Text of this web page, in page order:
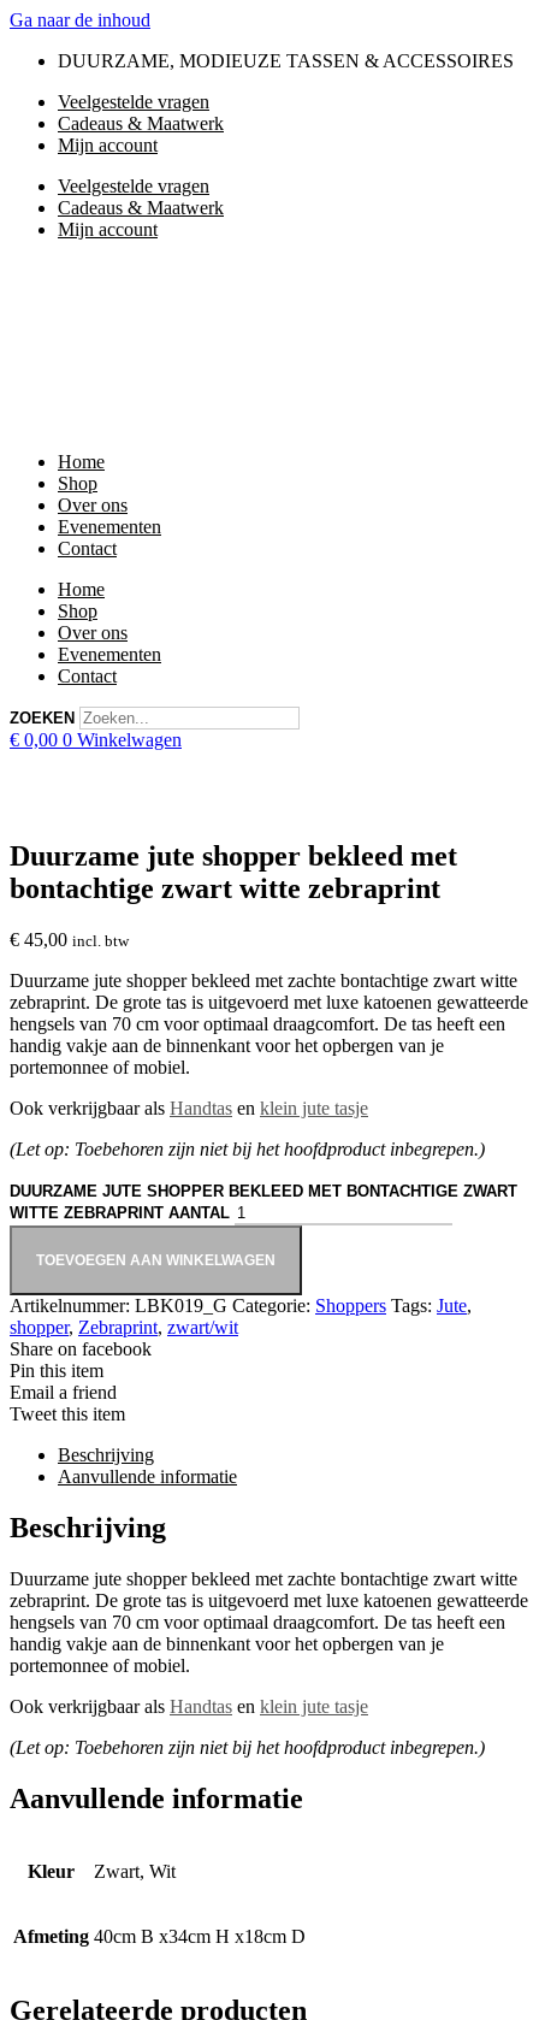
Ga naar de inhoud
DUURZAME, MODIEUZE TASSEN & ACCESSOIRES
Veelgestelde vragen
Cadeaus & Maatwerk
Mijn account
Veelgestelde vragen
Cadeaus & Maatwerk
Mijn account
Home
Shop
Over ons
Evenementen
Contact
Home
Shop
Over ons
Evenementen
Contact
ZOEKEN
€ 0,00 0 Winkelwagen
Duurzame jute shopper bekleed met
bontachtige zwart witte zebraprint
€ 45,00 incl. btw
Duurzame jute shopper bekleed met zachte bontachtige zwart witte
zebraprint. De grote tas is uitgevoerd met luxe katoenen gewatteerde
hengsels van 70 cm voor optimaal draagcomfort. De tas heeft een
handig vakje aan de binnenkant voor het opbergen van je
portemonnee of mobiel.
Ook verkrijgbaar als Handtas en klein jute tasje
(Let op: Toebehoren zijn niet bij het hoofdproduct inbegrepen.)
DUURZAME JUTE SHOPPER BEKLEED MET BONTACHTIGE ZWART
WITTE ZEBRAPRINT AANTAL
TOEVOEGEN AAN WINKELWAGEN
Artikelnummer: LBK019_G Categorie: Shoppers Tags: Jute,
shopper, Zebraprint, zwart/wit
Share on facebook
Pin this item
Email a friend
Tweet this item
Beschrijving
Aanvullende informatie
Beschrijving
Duurzame jute shopper bekleed met zachte bontachtige zwart witte
zebraprint. De grote tas is uitgevoerd met luxe katoenen gewatteerde
hengsels van 70 cm voor optimaal draagcomfort. De tas heeft een
handig vakje aan de binnenkant voor het opbergen van je
portemonnee of mobiel.
Ook verkrijgbaar als Handtas en klein jute tasje
(Let op: Toebehoren zijn niet bij het hoofdproduct inbegrepen.)
Aanvullende informatie
Kleur Zwart, Wit
Afmeting 40cm B x34cm H x18cm D
Gerelateerde producten